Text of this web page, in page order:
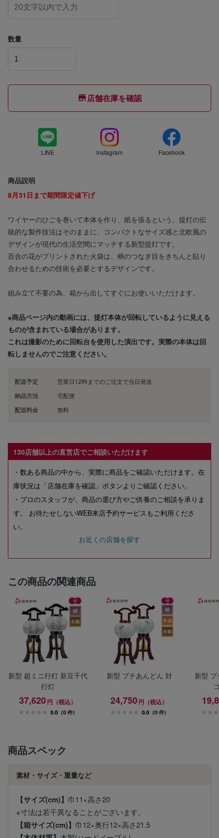
数量
店舗在庫を確認
LINE Instagram Facebook
商品説明
8月31日まで期間限定値下げ
ワイヤーのひごを巻いて本体を作り、紙を張るという、提灯の伝
統的な製作技法はそのままに、コンパクトなサイズ感と北欧風の
デザインが現代の生活空間にマッチする新型提灯です。
百合の花がプリントされた火袋は、柄のつなぎ目をきちんと貼り
合わせるための技術を必要とするデザインです。
組み立て不要の為、箱から出してすぐにお使いいただけます。
※商品ページ内の動画には、提灯本体が回転しているように見える
ものが含まれている場合があります。
これは撮影のために回転台を使用した演出です。実際の本体は回
転しませんのでご注意ください。
配送予定 営業日12時までのご注文で当日発送
納品方法 宅配便
配送料金 無料
130店舗以上の直営店でご相談いただけます
・数ある商品の中から、実際に商品をご確認いただけます。在
庫状況は「店舗在庫を確認」ボタンよりご確認ください。
・プロのスタッフが、商品の選び方やご供養のご相談を承りま
す。 お待たせしないWEB来店予約サービスもご利用くださ
い。
お近くの店舗を探す
この商品の関連商品
新型 超ミニ行灯 新豆千代
行灯
37,620円（税込）
0.0 (0 件)
新型 プチあんどん 対
24,750円（税込）
0.0 (0 件)
新型
商品スペック
素材・サイズ・重量など
【サイズ(cm)】 巾11×高さ20
※寸法は若干異なることがございます。
【箱サイズ(cm)】 巾12×奥行12×高さ21.5